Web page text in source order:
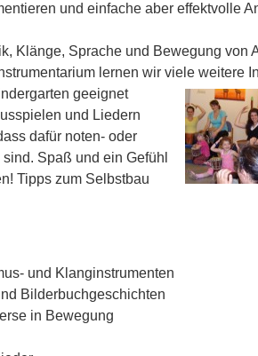
und einfache aber effektvolle
Klänge, Sprache und Bewegung von
lernen wir viele weitere
geeignet
und Liedern
dafür noten- oder
Spaß und ein Gefühl
Tipps zum Selbstbau
und Klanginstrumenten
Bilderbuchgeschichten
in Bewegung